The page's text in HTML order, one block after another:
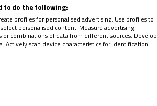
to do the following:
profiles for personalised advertising. Use profiles to
personalised content. Measure advertising
combinations of data from different sources. Develop
Actively scan device characteristics for identification.